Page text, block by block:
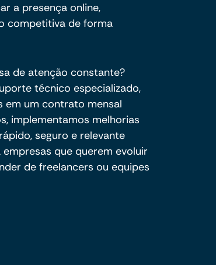
a presença online,
competitiva de forma
de atenção constante?
técnico especializado,
em um contrato mensal
implementamos melhorias
seguro e relevante
que querem evoluir
de freelancers ou equipes